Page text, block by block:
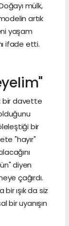
mülk,
artık
yaşam
ifade etti.
bir davette
bir
"hayır"
diyen
çağırdı.
bir ışık da siz
bir uyanışın